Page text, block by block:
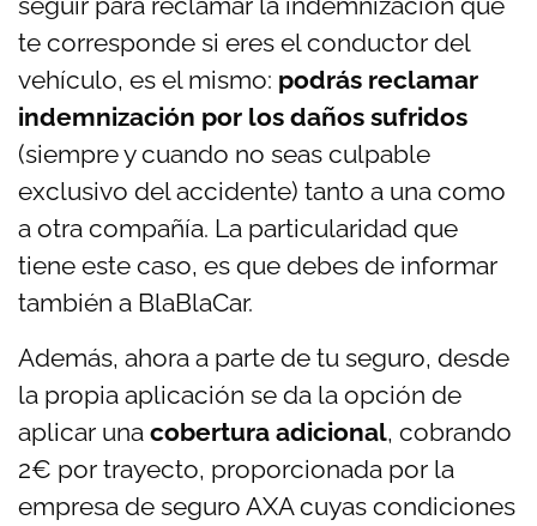
te corresponde si eres el conductor del
vehículo, es el mismo: podrás reclamar
indemnización por los daños sufridos
(siempre y cuando no seas culpable
exclusivo del accidente) tanto a una como
a otra compañía. La particularidad que
tiene este caso, es que debes de informar
también a BlaBlaCar.
Además, ahora a parte de tu seguro, desde
la propia aplicación se da la opción de
aplicar una cobertura adicional, cobrando
2€ por trayecto, proporcionada por la
empresa de seguro AXA cuyas condiciones